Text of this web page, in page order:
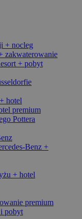
+ nocleg
zakwaterowanie
+ pobyt
hotel
premium
Pottera
Benz +
+ hotel
premium
pobyt